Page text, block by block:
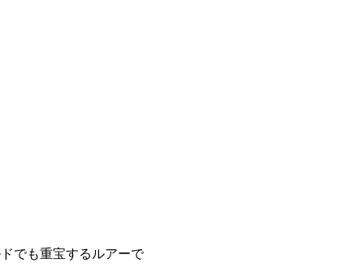
でも重宝するルアーで